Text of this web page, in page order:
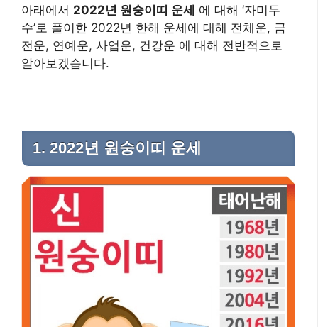
아래에서 2022년 원숭이띠 운세 에 대해 ‘자미두
수’로 풀이한 2022년 한해 운세에 대해 전체운, 금
전운, 연예운, 사업운, 건강운 에 대해 전반적으로
알아보겠습니다. ​
1. 2022년 원숭이띠 운세